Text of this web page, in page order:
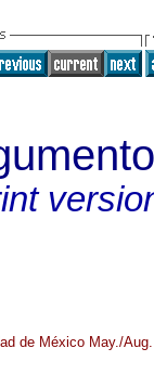
de México May./